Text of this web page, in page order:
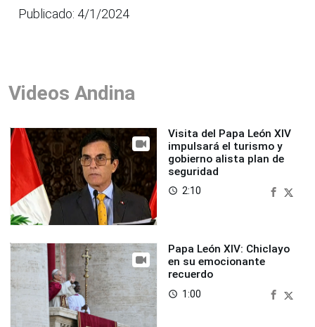
Publicado: 4/1/2024
Videos Andina
Visita del Papa León XIV
impulsará el turismo y
gobierno alista plan de
seguridad
access_time 2:10
Papa León XIV: Chiclayo
en su emocionante
recuerdo
access_time 1:00